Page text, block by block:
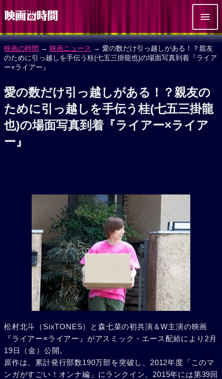
映画の時間 → 映画ニュース → 愛の数だけ引っ越しがある！？親友
のために引っ越しを手伝う桂(七五三掛龍也)の場面写真到着『ライア
ー×ライアー』
愛の数だけ引っ越しがある！？親友の
ために引っ越しを手伝う桂(七五三掛龍
也)の場面写真到着『ライアー×ライア
ー』
松村北斗（SixTONES）と森七菜の初共演＆W主演の映画
『ライアー×ライアー』がアスミック・エース配給により2月
19日（金）公開。
原作は、累計発行部数190万部を突破し、2012年度「このマ
ンガがすごい！オンナ編」にランクイン、2015年には第39回